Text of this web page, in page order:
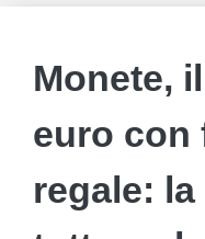
Monete,
euro con
regale: